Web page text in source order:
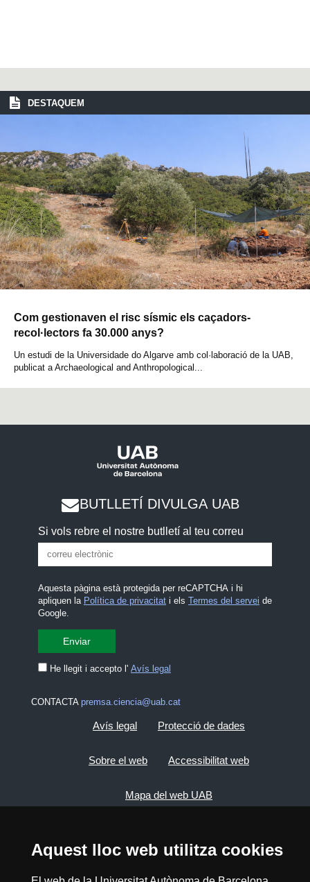
Aquest lloc web utilitza cookies
DESTAQUEM
Com gestionaven el risc sísmic els caçadors-
recol·lectors fa 30.000 anys?
Un estudi de la Universidade do Algarve amb col·laboració de la UAB,
publicat a Archaeological and Anthropological...
BUTLLETÍ DIVULGA UAB
Si vols rebre el nostre butlletí al teu correu
Aquesta pàgina està protegida per reCAPTCHA i hi
apliquen la Política de privacitati els Termes del servei de
Google.
He llegit i accepto l' Avís legal
CONTACTA premsa.ciencia@uab.cat
Avís legal Protecció de dades
Sobre el web Accessibilitat web
Mapa del web UAB
Reconeixement - No Comercial (CC BY NC) -